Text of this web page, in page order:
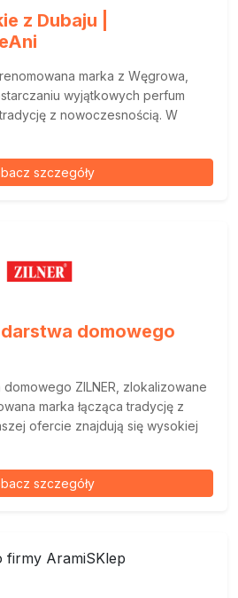
z Dubaju |
marka z Węgrowa,
wyjątkowych perfum
z nowoczesnością. W
szczegóły
domowego
ZILNER, zlokalizowane
marka łącząca tradycję z
ofercie znajdują się wysokiej
szczegóły